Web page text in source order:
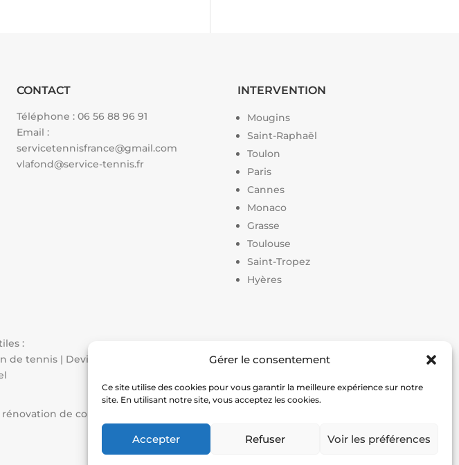
Gérer le consentement
Ce site utilise des cookies pour vous garantir la meilleure expérience sur notre
site. En utilisant notre site, vous acceptez les cookies.
Accepter Refuser Voir les préférences
CONTACT
Téléphone :06 56 88 96 91
Email :
servicetennisfrance@gmail.com
vlafond@service-tennis.fr
INTERVENTION
Mougins
Saint-Raphaël
Toulon
Paris
Cannes
Monaco
Grasse
Toulouse
Saint-Tropez
Hyères
:
de tennis | Devis construction terrain de pickleball|Prix construction terrain de
de courts de tennis en France